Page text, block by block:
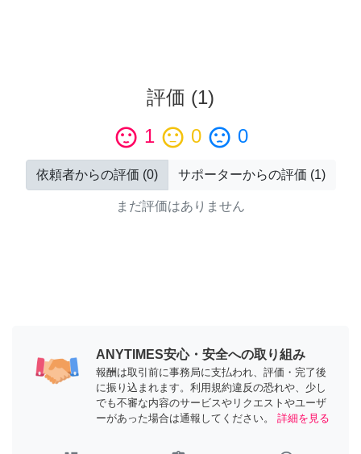
評価 (1)
sentiment_satisfied 1 sentiment_neutral 0 sentiment_dissatisfied 0
依頼者からの評価 (0) サポーターからの評価 (1)
まだ評価はありません
ANYTIMES安心・安全への取り組み
報酬は取引前に事務局に支払われ、評価・完了後
に振り込まれます。利用規約違反の恐れや、少し
でも不審な内容のサービスやリクエストやユーザ
ーがあった場合は通報してください。
詳細を見る